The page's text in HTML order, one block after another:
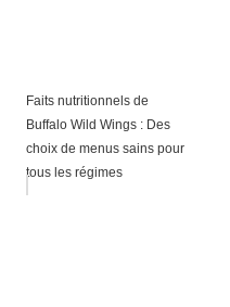
Faits nutritionnels de
Buffalo Wild Wings : Des
choix de menus sains pour
tous les régimes